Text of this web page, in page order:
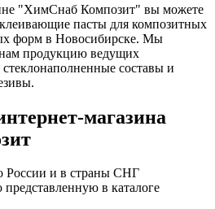
"ХимСнаб Композит" вы можете
пасты для композитных
форм в Новосибирске. Мы
продукцию ведущих
составы и
магазина
России и в страны СНГ
в каталоге